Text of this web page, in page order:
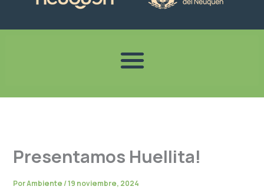
Presentamos Huellita!
PorAmbiente/19 noviembre, 2024